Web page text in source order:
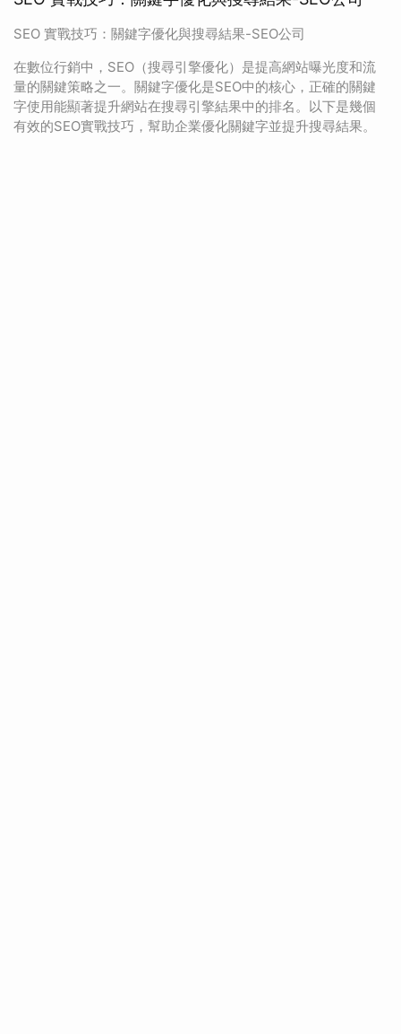
SEO 實戰技巧：關鍵字優化與搜尋結果-SEO公司
在數位行銷中，SEO（搜尋引擎優化）是提高網站曝光度和流
量的關鍵策略之一。關鍵字優化是SEO中的核心，正確的關鍵
字使用能顯著提升網站在搜尋引擎結果中的排名。以下是幾個
有效的SEO實戰技巧，幫助企業優化關鍵字並提升搜尋結果。